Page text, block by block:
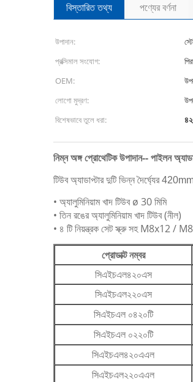
বিস্তারিত তথ্য পণ্যের বর্ণনা
উপাদান:
প্রক্সিমাল সংযোগ:
OEM:
লোগো মুদ্রণ:
বিশেষভাবে তুলে ধরা:
নিম্ন অঙ্গ প্রোথেটিক উপাদান-- পাইলন
টিউব অ্যাডাপ্টার দুটি ভিন্ন দৈর্ঘ্যের
• অ্যালুমিনিয়াম খাদ টিউব ø 30 মিমি
• তিন রঙের অ্যালুমিনিয়াম খাদ টিউব (নীল)
• ৪ টি নিয়ন্ত্রক সেট স্ক্রু সহ M8x12 /
প্রোডাক্ট নম্বর
সিএইচএল৪২০এস
সিএইচএল২২০এস
সিএইচএল ০৪২০টি
সিএইচএল ০২২০টি
সিএইচএল৪২০এএল
সিএইচএল২২০এএল